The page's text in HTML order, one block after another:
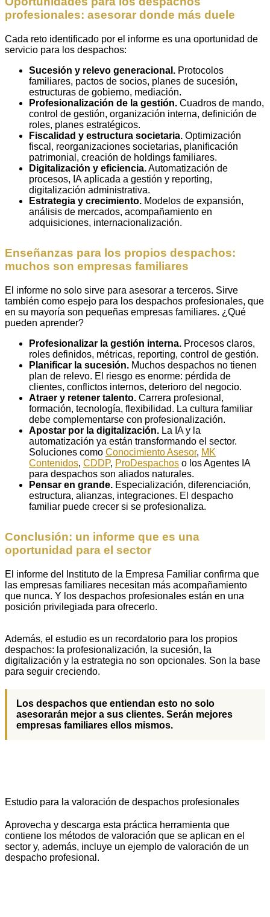
profesionales: asesorar donde más duele
Cada reto identificado por el informe es una oportunidad de
servicio para los despachos:
Sucesión y relevo generacional. Protocolos
familiares, pactos de socios, planes de sucesión,
estructuras de gobierno, mediación.
Profesionalización de la gestión. Cuadros de mando,
control de gestión, organización interna, definición de
roles, planes estratégicos.
Fiscalidad y estructura societaria. Optimización
fiscal, reorganizaciones societarias, planificación
patrimonial, creación de holdings familiares.
Digitalización y eficiencia.Automatización de
procesos, IA aplicada a gestión y reporting,
digitalización administrativa.
Estrategia y crecimiento. Modelos de expansión,
análisis de mercados, acompañamiento en
adquisiciones, internacionalización.
Enseñanzas para los propios despachos:
muchos son empresas familiares
El informe no solo sirve para asesorar a terceros. Sirve
también como espejo para los despachos profesionales, que
en su mayoría son pequeñas empresas familiares. ¿Qué
pueden aprender?
Profesionalizar la gestión interna. Procesos claros,
roles definidos, métricas, reporting, control de gestión.
Planificar la sucesión. Muchos despachos no tienen
plan de relevo. El riesgo es enorme: pérdida de
clientes, conflictos internos, deterioro del negocio.
Atraer y retener talento. Carrera profesional,
formación, tecnología, flexibilidad. La cultura familiar
debe complementarse con profesionalización.
Apostar por la digitalización. La IA y la
automatización ya están transformando el sector.
Soluciones como Conocimiento Asesor, MK
Contenidos, CDDP, ProDespachos o los Agentes IA
para despachos son aliados naturales.
Pensar en grande. Especialización, diferenciación,
estructura, alianzas, integraciones. El despacho
familiar puede crecer si se profesionaliza.
Conclusión: un informe que es una
oportunidad para el sector
El informe del Instituto de la Empresa Familiar confirma que
las empresas familiares necesitan más acompañamiento
que nunca. Y los despachos profesionales están en una
posición privilegiada para ofrecerlo.
Además, el estudio es un recordatorio para los propios
despachos: la profesionalización, la sucesión, la
digitalización y la estrategia no son opcionales. Son la base
para seguir creciendo.
Los despachos que entiendan esto no solo
asesorarán mejor a sus clientes. Serán mejores
empresas familiares ellos mismos.
Estudio para la valoración de despachos profesionales
Aprovecha y descarga esta práctica herramienta que
contiene los métodos de valoración que se aplican en el
sector y, además, incluye un ejemplo de valoración de un
despacho profesional.